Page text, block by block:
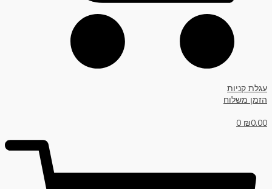
עגלת קניות
הזמן משלוח
₪0.00
0